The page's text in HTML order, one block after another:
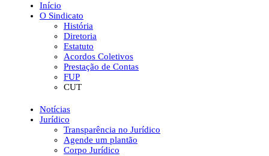
Início
O Sindicato
História
Diretoria
Estatuto
Acordos Coletivos
Prestação de Contas
FUP
CUT
Notícias
Jurídico
Transparência no Jurídico
Agende um plantão
Corpo Jurídico